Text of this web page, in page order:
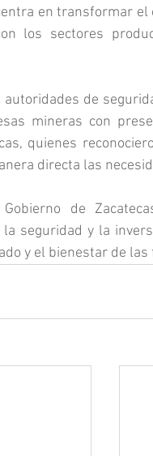
en transformar
los sectores
de
mineras con
quienes
directa las
de
seguridad y la
y el bienestar de las